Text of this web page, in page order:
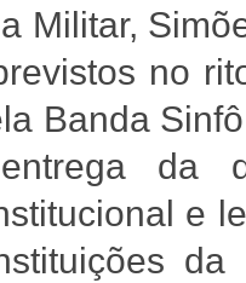
Militar,
no
Banda
da
e